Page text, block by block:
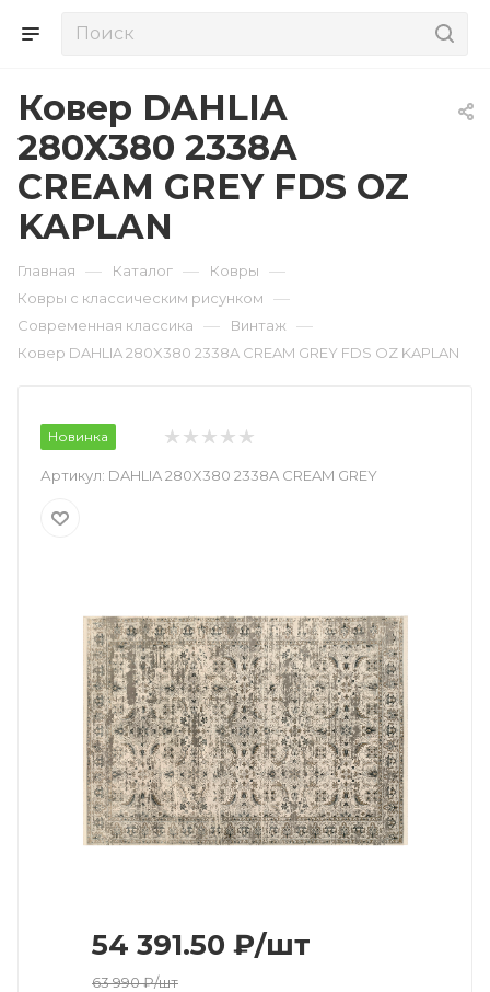
Ковер DAHLIA
280X380 2338A
CREAM GREY FDS OZ
KAPLAN
Главная — Каталог — Ковры —
Ковры с классическим рисунком —
Современная классика — Винтаж —
Ковер DAHLIA 280X380 2338A CREAM GREY FDS OZ KAPLAN
Новинка
Артикул: DAHLIA 280X380 2338A CREAM GREY
54 391.50 ₽/шт
63 990₽/шт